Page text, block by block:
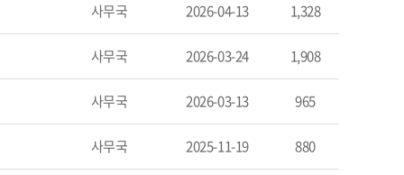
사무국 2026-04-13 1,328
사무국 2026-03-24 1,908
사무국 2026-03-13 965
사무국 2025-11-19 880